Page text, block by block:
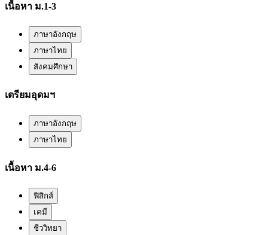
เนื้อหา ม.1-3
ภาษาอังกฤษ
ภาษาไทย
สังคมศึกษา
เตรียมอุดมฯ
ภาษาอังกฤษ
ภาษาไทย
เนื้อหา ม.4-6
ฟิสิกส์
เคมี
ชีววิทยา